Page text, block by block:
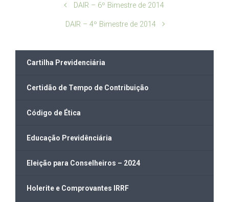
DAIR – 6º Bimestre de 2014
DAIR – 4º Bimestre de 2014
Cartilha Previdenciária
Certidão de Tempo de Contribuição
Código de Ética
Educação Previdênciária
Eleição para Conselheiros – 2024
Holerite e Comprovantes IRRF